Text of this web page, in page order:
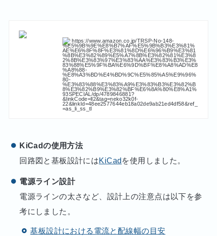
https://www.amazon.co.jp/TRSP-No-148-
%E5%9B%9E%E8%B7%AF%E5%9B%B3%E3%81%
AE%E6%8F%8F%E3%81%8D%E6%96%B9%E3%81
%8B%E3%82%89%E5%A7%8B%E3%82%81%E3%8
2%8B%E3%83%97%E3%83%AA%E3%83%B3%E3%
83%88%E5%9F%BA%E6%9D%BF%E8%A8%AD%E8
%A8%88-
%E8%A3%BD%E4%BD%9C%E5%85%A5%E9%96%
80-
%E3%83%88%E3%83%A9%E3%83%B3%E3%82%B
8%E3%82%B9%E3%82%BF%E6%8A%80%E8%A1%
93SPECIAL/dp/4789846881?
&linkCode=ll2&tag=neko32k0f-
22&linkId=48ee2577644eb18a02de9ab21ed4df58&ref_
=as_li_ss_tl
KiCadの使用方法
回路図と基板設計にはKiCadを使用しました。
電源ライン設計
電源ラインの太さなど、設計上の注意点は以下を参
考にしました。
基板設計における電流と配線幅の目安